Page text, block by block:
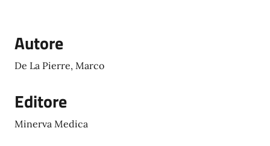
Autore
De La Pierre, Marco
Editore
Minerva Medica